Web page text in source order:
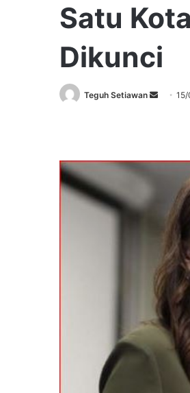
Satu
Dikunci
Teguh Setiawan
Send15/